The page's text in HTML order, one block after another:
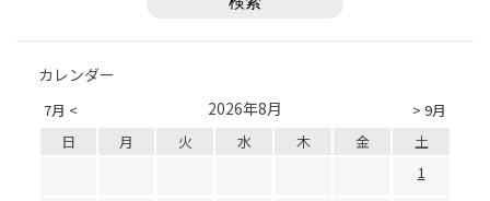
カレンダー
7月 < > 9月
2026年8月
日 月 火 水 木 金
土
1